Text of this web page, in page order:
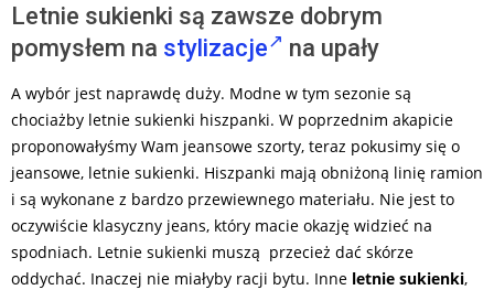
Letnie sukienki są zawsze dobrym
pomysłem na stylizacje na upały
A wybór jest naprawdę duży. Modne w tym sezonie są
chociażby letnie sukienki hiszpanki. W poprzednim akapicie
proponowałyśmy Wam jeansowe szorty, teraz pokusimy się o
jeansowe, letnie sukienki. Hiszpanki mają obniżoną linię ramion
i są wykonane z bardzo przewiewnego materiału. Nie jest to
oczywiście klasyczny jeans, który macie okazję widzieć na
spodniach. Letnie sukienki muszą przecież dać skórze
oddychać. Inaczej nie miałyby racji bytu. Inne letnie sukienki,